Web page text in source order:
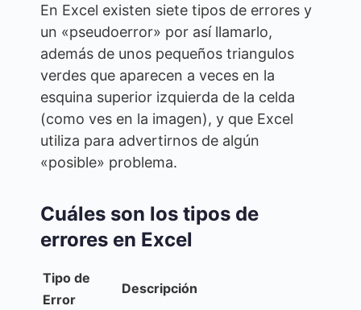
En Excel existen siete tipos de errores y
un «pseudoerror» por así llamarlo,
además de unos pequeños triangulos
verdes que aparecen a veces en la
esquina superior izquierda de la celda
(como ves en la imagen), y que Excel
utiliza para advertirnos de algún
«posible» problema.
Cuáles son los tipos de
errores en Excel
Tipo de
Error
Descripción